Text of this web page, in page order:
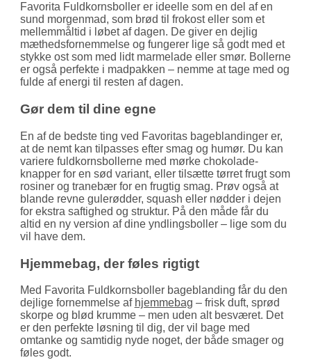
Favorita Fuldkornsboller er ideelle som en del af en
sund morgenmad, som brød til frokost eller som et
mellemmåltid i løbet af dagen. De giver en dejlig
mætheds­fornemmelse og fungerer lige så godt med et
stykke ost som med lidt marmelade eller smør. Bollerne
er også perfekte i madpakken – nemme at tage med og
fulde af energi til resten af dagen.
Gør dem til dine egne
En af de bedste ting ved Favoritas bageblandinger er,
at de nemt kan tilpasses efter smag og humør. Du kan
variere fuldkorns­bollerne med mørke chokolade­
knapper for en sød variant, eller tilsætte tørret frugt som
rosiner og tranebær for en frugtig smag. Prøv også at
blande revne gulerødder, squash eller nødder i dejen
for ekstra saftighed og struktur. På den måde får du
altid en ny version af dine yndlingsboller – lige som du
vil have dem.
Hjemmebag, der føles rigtigt
Med Favorita Fuldkornsboller bageblanding får du den
dejlige fornemmelse af hjemmebag – frisk duft, sprød
skorpe og blød krumme – men uden alt besværet. Det
er den perfekte løsning til dig, der vil bage med
omtanke og samtidig nyde noget, der både smager og
føles godt.